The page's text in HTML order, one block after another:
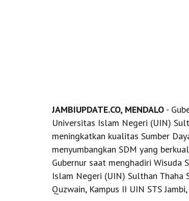
JAMBIUPDATE.CO, MENDALO -
Universitas Islam Negeri (UIN)
meningkatkan kualitas Sumber
menyumbangkan SDM yang
Gubernur saat menghadiri Wisuda
Islam Negeri (UIN) Sulthan Thaha
Quzwain, Kampus II UIN STS